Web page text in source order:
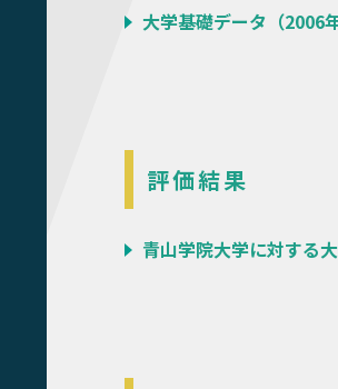
大学基礎データ（2006
評価結果
青山学院大学に対する